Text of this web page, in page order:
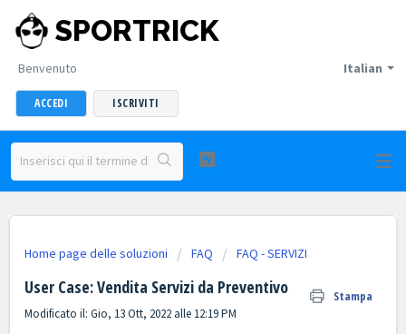
SPORTRICK
Italian
Benvenuto
ACCEDI ISCRIVITI
Home page delle soluzioni FAQ FAQ - SERVIZI
User Case: Vendita Servizi da Preventivo Stampa
Modificato il: Gio, 13 Ott, 2022 alle 12:19 PM